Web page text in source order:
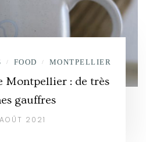
/ FOOD / MONTPELLIER
Montpellier : de très
gauffres
2021